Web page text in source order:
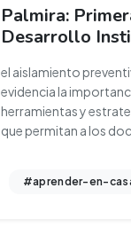
Palmira:
Desarrollo
el aislamiento
evidencia la
herramientas y
que permitan a los
#aprender-en-